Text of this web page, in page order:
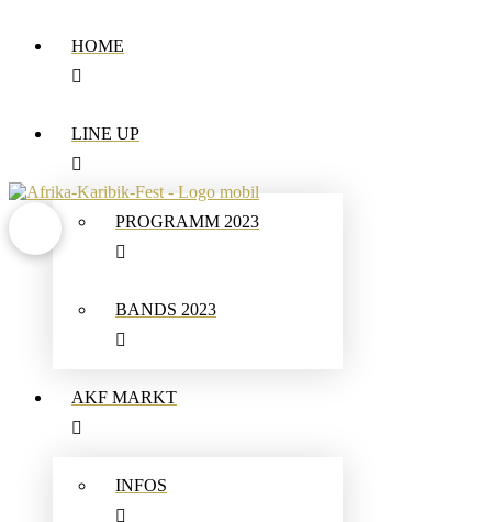
HOME
LINE UP
PROGRAMM 2023
BANDS 2023
AKF MARKT
INFOS